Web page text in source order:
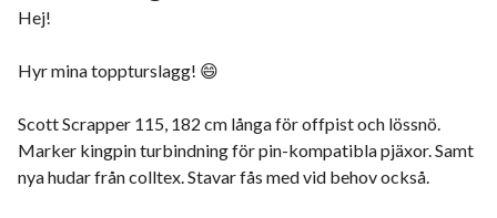
Hej!
Hyr mina toppturslagg! 😄
Scott Scrapper 115, 182 cm långa för offpist och lössnö.
Marker kingpin turbindning för pin-kompatibla pjäxor. Samt
nya hudar från colltex. Stavar fås med vid behov också.